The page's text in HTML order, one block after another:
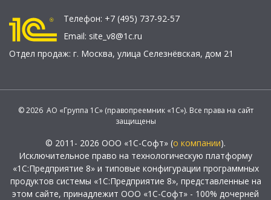
Телефон: +7 (495) 737-92-57
Email: site_v8@1c.ru
Отдел продаж: г. Москва, улица Селезнёвская, дом 21
© 2026 АО «Группа 1С» (правопреемник «1С»). Все права на сайт
защищены
© 2011- 2026 ООО «1С-Софт» (о компании).
Исключительное право на технологическую платформу
«1С:Предприятие 8» и типовые конфигурации программных
продуктов системы «1С:Предприятие 8», представленные на
этом сайте, принадлежит ООО «1С-Софт» - 100% дочерней